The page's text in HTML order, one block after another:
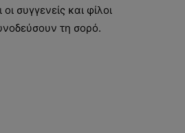
συγγενείς και φίλοι
τη σορό.